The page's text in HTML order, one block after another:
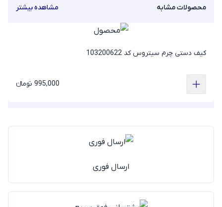
محصولات مشابه مشاهده بیشتر
کیف دستی چرم سیتروس کد 103200622
995,000 تومانء
ارسال فوری